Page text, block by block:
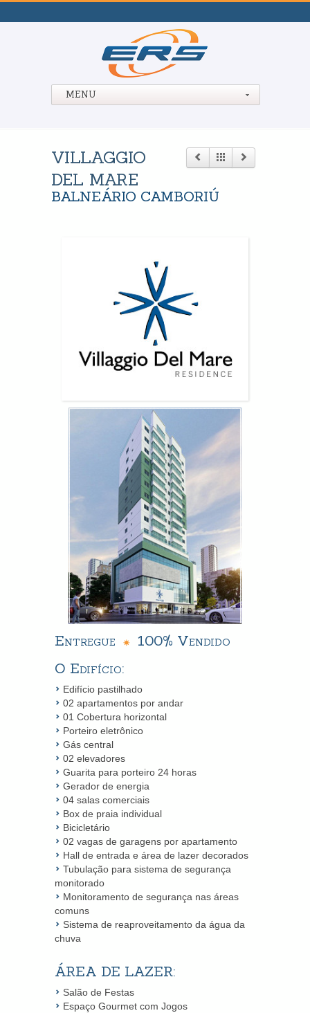
MENU
VILLAGGIO
DEL MARE
BALNEÁRIO CAMBORIÚ
Entregue
100% Vendido
O Edifício:
Edifício pastilhado
02 apartamentos por andar
01 Cobertura horizontal
Porteiro eletrônico
Gás central
02 elevadores
Guarita para porteiro 24 horas
Gerador de energia
04 salas comerciais
Box de praia individual
Bicicletário
02 vagas de garagens por apartamento
Hall de entrada e área de lazer decorados
Tubulação para sistema de segurança
monitorado
Monitoramento de segurança nas áreas
comuns
Sistema de reaproveitamento da água da
chuva
ÁREA DE LAZER:
Salão de Festas
Espaço Gourmet com Jogos